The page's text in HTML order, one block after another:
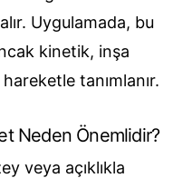
Uygulamada, bu
kinetik, inşa
tanımlanır.
Neden Önemlidir?
veya açıklıkla